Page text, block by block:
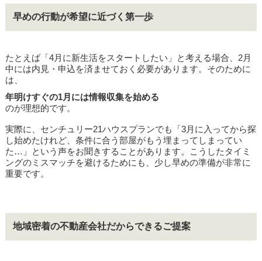
早めの行動が希望に近づく第一歩
たとえば「4月に新生活をスタートしたい」と考える場合、2月
中には内見・申込を済ませておく必要があります。そのために
は、
年明けすぐの1月には情報収集を始める
のが理想的です。
実際に、センチュリー21ハウスプランでも「3月に入ってから探
し始めたけれど、条件に合う部屋がもう埋まってしまってい
た…」という声をお聞きすることがあります。こうしたタイミ
ングのミスマッチを避けるためにも、少し早めの準備が非常に
重要です。
地域密着の不動産会社だからできるご提案